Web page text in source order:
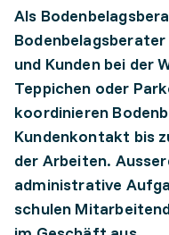
Als
und Kunden bei der
Teppichen oder
koordinieren
Kundenkontakt bis
der Arbeiten.
administrative
schulen